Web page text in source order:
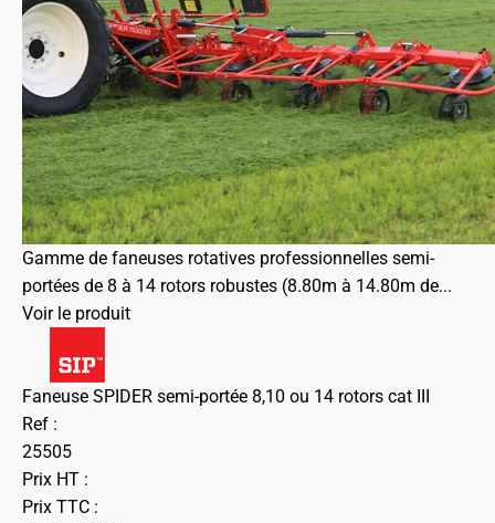
Gamme de faneuses rotatives professionnelles semi-
portées de 8 à 14 rotors robustes (8.80m à 14.80m de...
Voir le produit
Faneuse SPIDER semi-portée 8,10 ou 14 rotors cat III
Ref :
25505
Prix HT :
Prix TTC :